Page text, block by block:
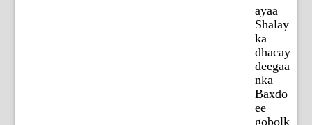
ayaa
Shalay
ka
dhacay
deegaa
nka
Baxdo
ee
gobolk